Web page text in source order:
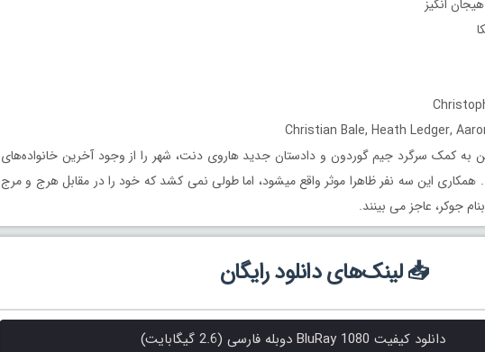
انگیز
به کمک سرگرد جیم گوردون و دادستان جدید هاروی دنت، شهر را از وجود آخرین خانواده‌های
همکاری این سه نفر ظاهرا موثر واقع میشود، اما طولی نمی کشد که خود را در مقابل هرج و مرج
جوکر، عاجز می بینند.
📥 لینک‌های دانلود رایگان
دانلود کیفیت BluRay 1080 دوبله فارسی (2.6 گیگابایت)